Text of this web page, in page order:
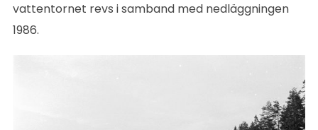
vattentornet revs i samband med nedläggningen
1986.